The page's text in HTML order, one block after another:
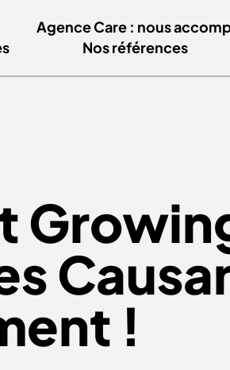
Agence Care : nous
Nos références
!